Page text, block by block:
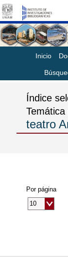
Inicio
Índice
teatro
Por página